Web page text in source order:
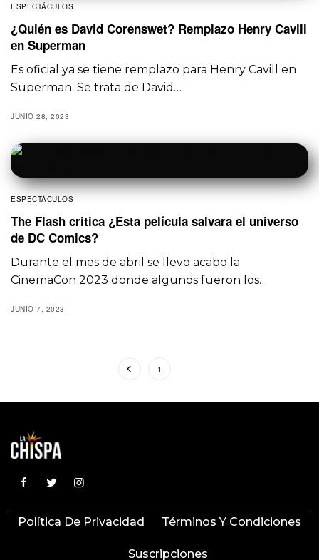
ESPECTÁCULOS
¿Quién es David Corenswet? Remplazo Henry Cavill
en Superman
Es oficial ya se tiene remplazo para Henry Cavill en
Superman. Se trata de David…
JUNIO 28, 2023
ESPECTÁCULOS
The Flash critica ¿Esta película salvara el universo
de DC Comics?
Durante el mes de abril se llevo acabo la
CinemaCon 2023 donde algunos fueron los…
JUNIO 7, 2023
1
Política De Privacidad Términos Y Condiciones
Suscripciones